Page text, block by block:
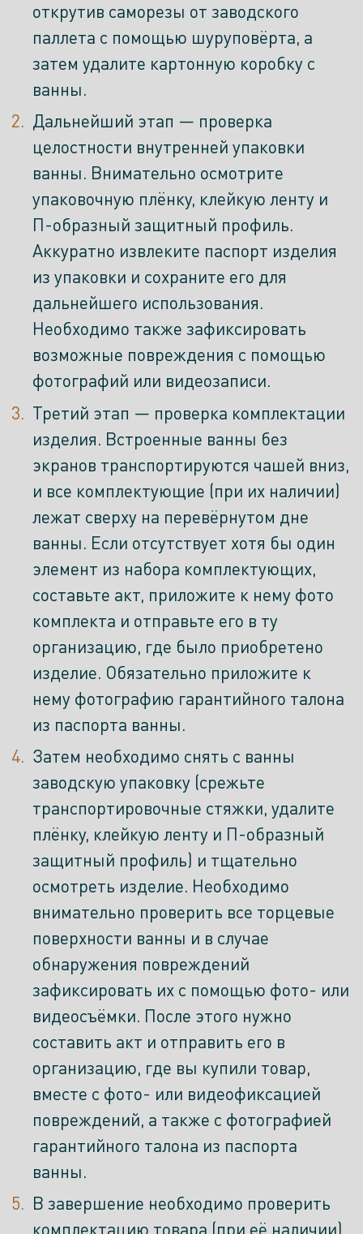
открутив саморезы от заводского
паллета с помощью шуруповёрта, а
затем удалите картонную коробку с
ванны.
Дальнейший этап — проверка
целостности внутренней упаковки
ванны. Внимательно осмотрите
упаковочную плёнку, клейкую ленту и
П-образный защитный профиль.
Аккуратно извлеките паспорт изделия
из упаковки и сохраните его для
дальнейшего использования.
Необходимо также зафиксировать
возможные повреждения с помощью
фотографий или видеозаписи.
Третий этап — проверка комплектации
изделия. Встроенные ванны без
экранов транспортируются чашей вниз,
и все комплектующие (при их наличии)
лежат сверху на перевёрнутом дне
ванны. Если отсутствует хотя бы один
элемент из набора комплектующих,
составьте акт, приложите к нему фото
комплекта и отправьте его в ту
организацию, где было приобретено
изделие. Обязательно приложите к
нему фотографию гарантийного талона
из паспорта ванны.
Затем необходимо снять с ванны
заводскую упаковку (срежьте
транспортировочные стяжки, удалите
плёнку, клейкую ленту и П-образный
защитный профиль) и тщательно
осмотреть изделие. Необходимо
внимательно проверить все торцевые
поверхности ванны и в случае
обнаружения повреждений
зафиксировать их с помощью фото- или
видеосъёмки. После этого нужно
составить акт и отправить его в
организацию, где вы купили товар,
вместе с фото- или видеофиксацией
повреждений, а также с фотографией
гарантийного талона из паспорта
ванны.
В завершение необходимо проверить
комплектацию товара (при её наличии).